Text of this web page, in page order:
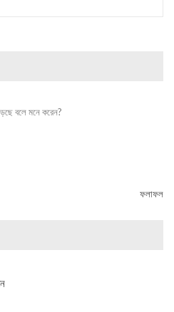
বলে মনে করেন?
ফলাফল